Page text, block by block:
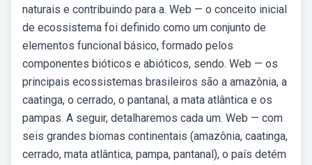
naturais e contribuindo para a. Web — o conceito inicial
de ecossistema foi definido como um conjunto de
elementos funcional básico, formado pelos
componentes bióticos e abióticos, sendo. Web — os
principais ecossistemas brasileiros são a amazônia, a
caatinga, o cerrado, o pantanal, a mata atlântica e os
pampas. A seguir, detalharemos cada um. Web — com
seis grandes biomas continentais (amazônia, caatinga,
cerrado, mata atlântica, pampa, pantanal), o país detém